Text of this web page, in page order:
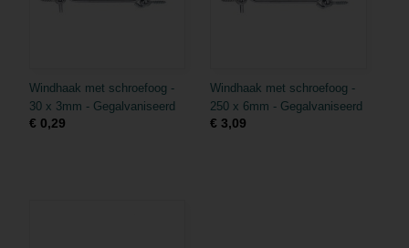
Windhaak met schroefoog -
30 x 3mm - Gegalvaniseerd
€ 0,29
Windhaak met schroefoog -
250 x 6mm - Gegalvaniseerd
€ 3,09